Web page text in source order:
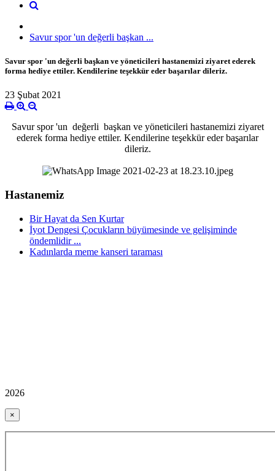
Savur spor 'un değerli başkan ...
Savur spor 'un değerli başkan ve yöneticileri hastanemizi ziyaret ederek
forma hediye ettiler. Kendilerine teşekkür eder başarılar dileriz.
23 Şubat 2021
Savur spor 'un değerli başkan ve yöneticileri hastanemizi ziyaret
ederek forma hediye ettiler. Kendilerine teşekkür eder başarılar
dileriz.
Hastanemiz
Bir Hayat da Sen Kurtar
İyot Dengesi Çocukların büyümesinde ve gelişiminde
öndemlidir ...
Kadınlarda meme kanseri taraması
2026
×